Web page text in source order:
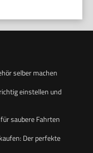
selber machen
einstellen und
saubere Fahrten
Der perfekte